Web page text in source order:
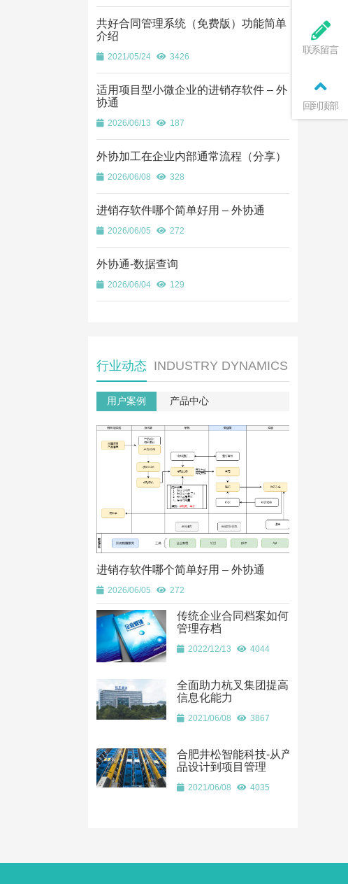
共好合同管理系统（免费版）功能简单
介绍
2021/05/24 3426
适用项目型小微企业的进销存软件 – 外
协通
2026/06/13 187
外协加工在企业内部通常流程（分享）
2026/06/08 328
进销存软件哪个简单好用 – 外协通
2026/06/05 272
外协通-数据查询
2026/06/04 129
行业动态 INDUSTRY DYNAMICS
用户案例 产品中心
进销存软件哪个简单好用 – 外协通
2026/06/05 272
传统企业合同档案如何
管理存档
2022/12/13 4044
全面助力杭叉集团提高
信息化能力
2021/06/08 3867
合肥井松智能科技-从产
品设计到项目管理
2021/06/08 4035
联系留言
回到顶部